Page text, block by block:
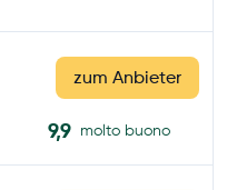
zum Anbieter
9,9 molto buono